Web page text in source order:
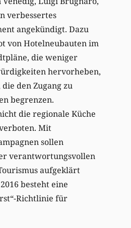
verbessertes
angekündigt. Dazu
von Hotelneubauten im
die weniger
hervorheben,
den Zugang zu
begrenzen.
die regionale Küche
Mit
sollen
verantwortungsvollen
aufgeklärt
besteht eine
Richtlinie für